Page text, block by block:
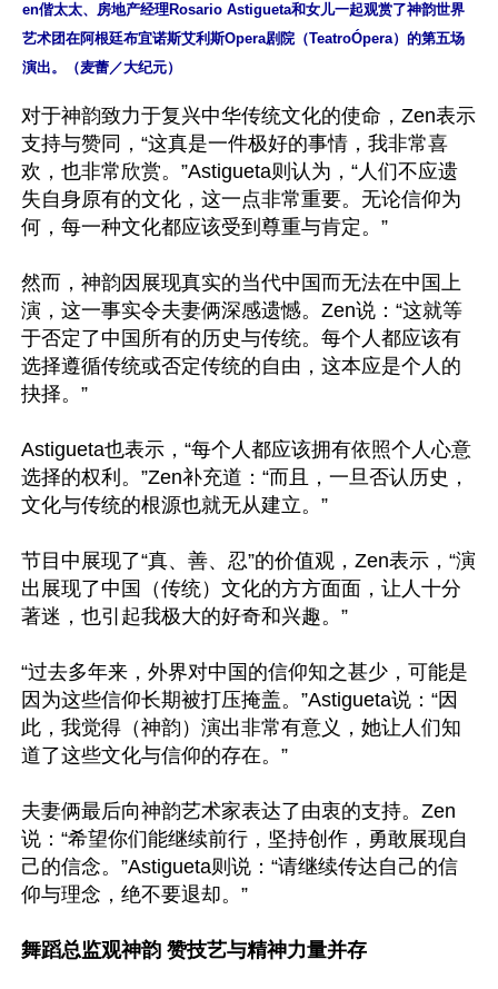
en偕太太、房地产经理Rosario Astigueta和女儿一起观赏了神韵世界
艺术团在阿根廷布宜诺斯艾利斯Opera剧院（TeatroÓpera）的第五场
演出。（麦蕾／大纪元）
对于神韵致力于复兴中华传统文化的使命，Zen表示
支持与赞同，“这真是一件极好的事情，我非常喜
欢，也非常欣赏。”Astigueta则认为，“人们不应遗
失自身原有的文化，这一点非常重要。无论信仰为
何，每一种文化都应该受到尊重与肯定。”
然而，神韵因展现真实的当代中国而无法在中国上
演，这一事实令夫妻俩深感遗憾。Zen说：“这就等
于否定了中国所有的历史与传统。每个人都应该有
选择遵循传统或否定传统的自由，这本应是个人的
抉择。”
Astigueta也表示，“每个人都应该拥有依照个人心意
选择的权利。”Zen补充道：“而且，一旦否认历史，
文化与传统的根源也就无从建立。”
节目中展现了“真、善、忍”的价值观，Zen表示，“演
出展现了中国（传统）文化的方方面面，让人十分
著迷，也引起我极大的好奇和兴趣。”
“过去多年来，外界对中国的信仰知之甚少，可能是
因为这些信仰长期被打压掩盖。”Astigueta说：“因
此，我觉得（神韵）演出非常有意义，她让人们知
道了这些文化与信仰的存在。”
夫妻俩最后向神韵艺术家表达了由衷的支持。Zen
说：“希望你们能继续前行，坚持创作，勇敢展现自
己的信念。”Astigueta则说：“请继续传达自己的信
仰与理念，绝不要退却。”
舞蹈总监观神韵 赞技艺与精神力量并存